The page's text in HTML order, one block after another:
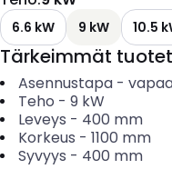
6.6 kW 9 kW 10.5
Tärkeimmät
Asennustapa-
Teho - 9 kW
Leveys - 400 mm
Korkeus - 1100 mm
Syvyys - 400 mm